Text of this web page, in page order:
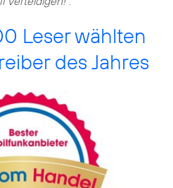
Leser wählten
des Jahres